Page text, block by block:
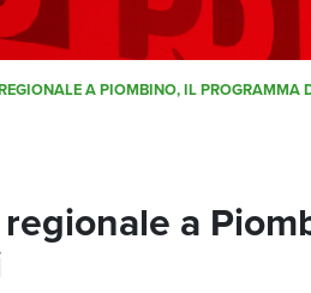
A PIOMBINO, IL PROGRAMMA
a